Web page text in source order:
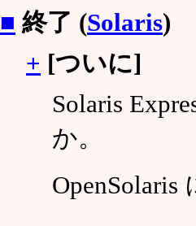
■ 終了 (Solaris)
+ [ついに]
Solaris
か。